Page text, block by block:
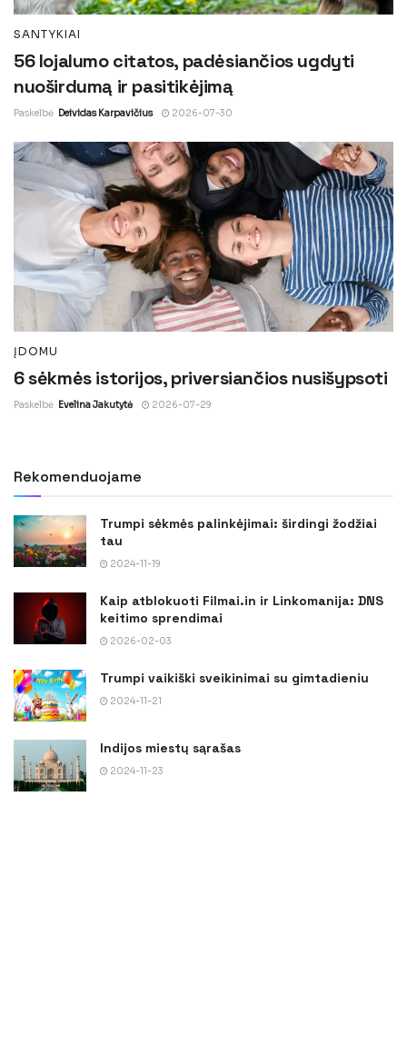
SANTYKIAI
56 lojalumo citatos, padėsiančios ugdyti
nuoširdumą ir pasitikėjimą
Paskelbė Deividas Karpavičius 2026-07-30
ĮDOMU
6 sėkmės istorijos, priversiančios nusišypsoti
Paskelbė Evelina Jakutytė 2026-07-29
Rekomenduojame
Trumpi sėkmės palinkėjimai: širdingi žodžiai
tau
2024-11-19
Kaip atblokuoti Filmai.in ir Linkomanija: DNS
keitimo sprendimai
2026-02-03
Trumpi vaikiški sveikinimai su gimtadieniu
2024-11-21
Indijos miestų sąrašas
2024-11-23